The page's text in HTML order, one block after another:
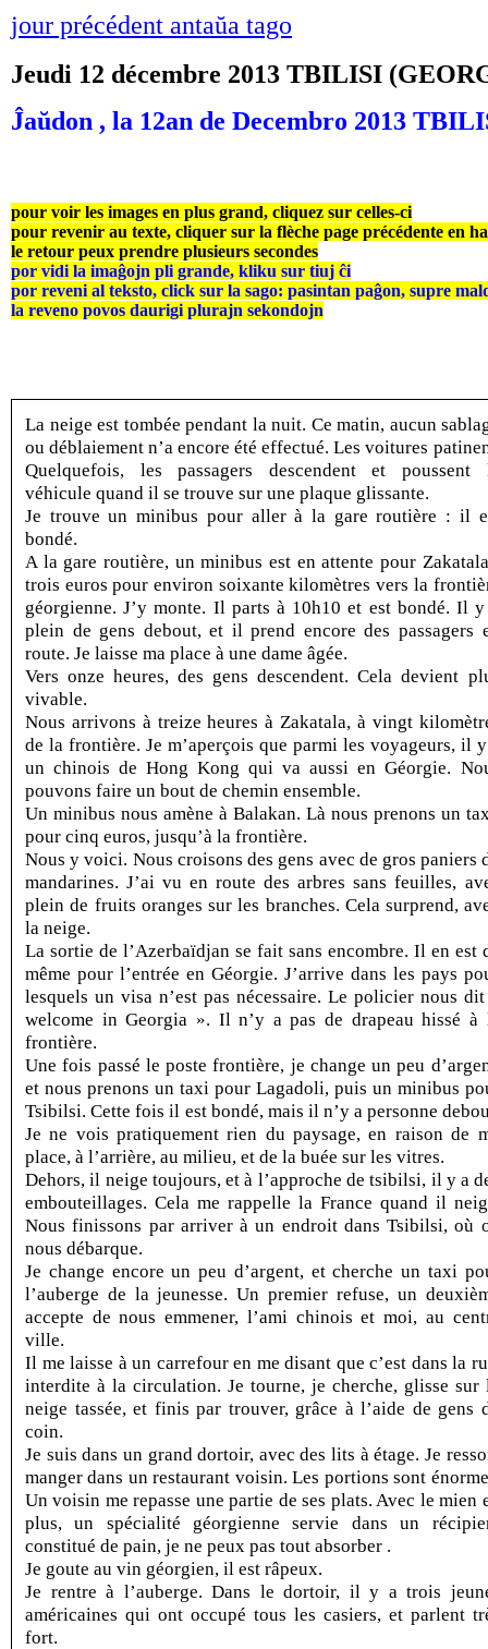
jour précédent antaŭa tago
Jeudi 12 décembre 2013 TBILISI
Ĵaŭdon , la 12an de Decembro 2013
pour voir les images en plus grand, cliquez sur celles-ci
pour revenir au texte, cliquer sur la flèche page précédente en
le retour peux prendre plusieurs secondes
por vidi la imaĝojn pli grande, kliku sur tiuj ĉi
por reveni al teksto, click sur la sago: pasintan paĝon, supre
la reveno povos daurigi plurajn sekondojn
La neige est tombée pendant la nuit. Ce matin, aucun
ou déblaiement n’a encore été effectué. Les voitures
Quelquefois, les passagers descendent et poussent
véhicule quand il se trouve sur une plaque glissante.
Je trouve un minibus pour aller à la gare routière : il
bondé.
A la gare routière, un minibus est en attente pour
trois euros pour environ soixante kilomètres vers la
géorgienne. J’y monte. Il parts à 10h10 et est bondé. Il
plein de gens debout, et il prend encore des passagers
route. Je laisse ma place à une dame âgée.
Vers onze heures, des gens descendent. Cela devient
vivable.
Nous arrivons à treize heures à Zakatala, à vingt
de la frontière. Je m’aperçois que parmi les voyageurs, il
un chinois de Hong Kong qui va aussi en Géorgie.
pouvons faire un bout de chemin ensemble.
Un minibus nous amène à Balakan. Là nous prenons un
pour cinq euros, jusqu’à la frontière.
Nous y voici. Nous croisons des gens avec de gros paniers
mandarines. J’ai vu en route des arbres sans feuilles,
plein de fruits oranges sur les branches. Cela surprend,
la neige.
La sortie de l’Azerbaïdjan se fait sans encombre. Il en est
même pour l’entrée en Géorgie. J’arrive dans les pays
lesquels un visa n’est pas nécessaire. Le policier nous
welcome in Georgia ». Il n’y a pas de drapeau hissé à
frontière.
Une fois passé le poste frontière, je change un peu
et nous prenons un taxi pour Lagadoli, puis un minibus
Tsibilsi. Cette fois il est bondé, mais il n’y a personne
Je ne vois pratiquement rien du paysage, en raison de
place, à l’arrière, au milieu, et de la buée sur les vitres.
Dehors, il neige toujours, et à l’approche de tsibilsi, il y a
embouteillages. Cela me rappelle la France quand il
Nous finissons par arriver à un endroit dans Tsibilsi, où
nous débarque.
Je change encore un peu d’argent, et cherche un taxi
l’auberge de la jeunesse. Un premier refuse, un
accepte de nous emmener, l’ami chinois et moi, au
ville.
Il me laisse à un carrefour en me disant que c’est dans la
interdite à la circulation. Je tourne, je cherche, glisse sur
neige tassée, et finis par trouver, grâce à l’aide de gens
coin.
Je suis dans un grand dortoir, avec des lits à étage. Je
manger dans un restaurant voisin. Les portions sont
Un voisin me repasse une partie de ses plats. Avec le mien
plus, un spécialité géorgienne servie dans un
constitué de pain, je ne peux pas tout absorber .
Je goute au vin géorgien, il est râpeux.
Je rentre à l’auberge. Dans le dortoir, il y a trois
américaines qui ont occupé tous les casiers, et parlent
fort.